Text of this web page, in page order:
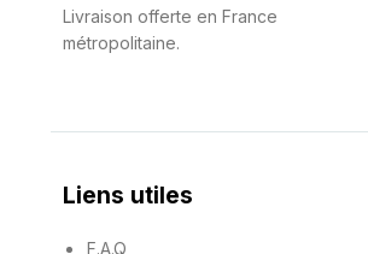
Livraison offerte en France
métropolitaine.
Liens utiles
F.A.Q